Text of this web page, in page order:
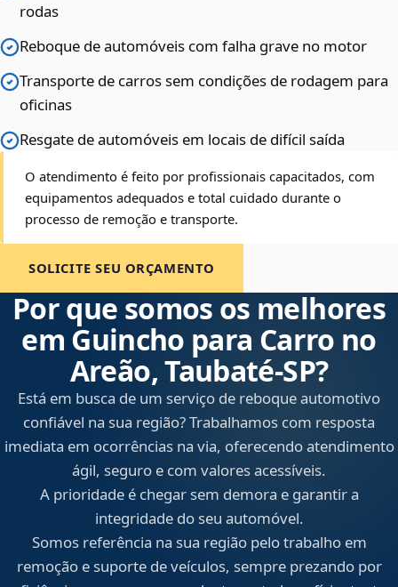
rodas
Reboque de automóveis com falha grave no motor
Transporte de carros sem condições de rodagem para
oficinas
Resgate de automóveis em locais de difícil saída
O atendimento é feito por profissionais capacitados, com
equipamentos adequados e total cuidado durante o
processo de remoção e transporte.
SOLICITE SEU ORÇAMENTO
Por que somos os melhores
em Guincho para Carro no
Areão, Taubaté‑SP?
Está em busca de um serviço de reboque automotivo
confiável na sua região? Trabalhamos com resposta
imediata em ocorrências na via, oferecendo atendimento
ágil, seguro e com valores acessíveis.
A prioridade é chegar sem demora e garantir a
integridade do seu automóvel.
Somos referência na sua região pelo trabalho em
remoção e suporte de veículos, sempre prezando por